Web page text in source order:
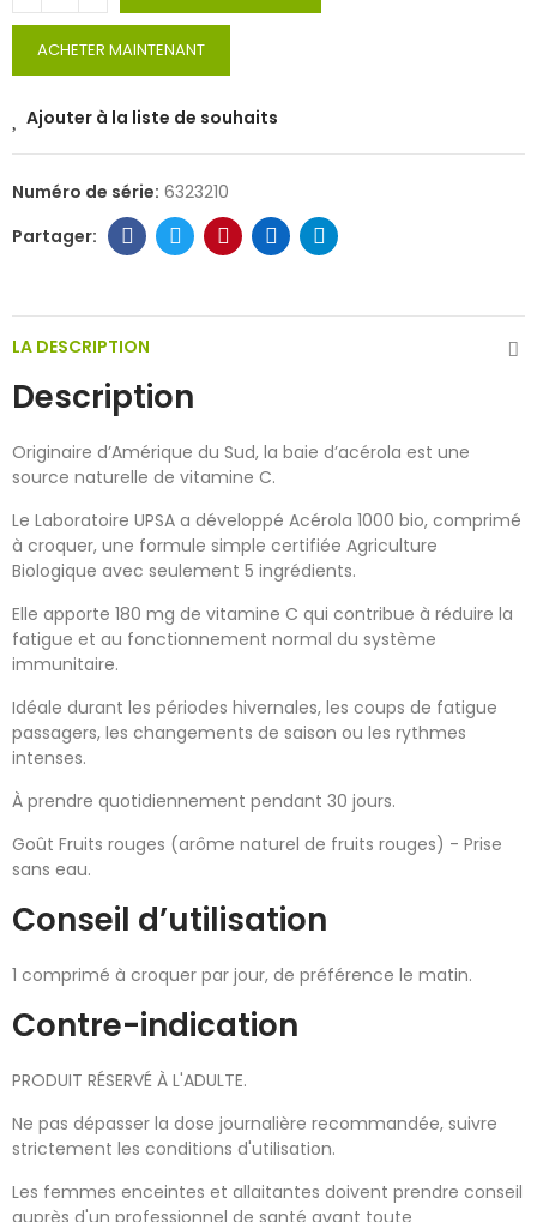
ACHETER MAINTENANT
Ajouter à la liste de souhaits
Numéro de série: 6323210
LA DESCRIPTION
Description
Originaire d’Amérique du Sud, la baie d’acérola est une
source naturelle de vitamine C.
Le Laboratoire UPSA a développé Acérola 1000 bio, comprimé
à croquer, une formule simple certifiée Agriculture
Biologique avec seulement 5 ingrédients.
Elle apporte 180 mg de vitamine C qui contribue à réduire la
fatigue et au fonctionnement normal du système
immunitaire.
Idéale durant les périodes hivernales, les coups de fatigue
passagers, les changements de saison ou les rythmes
intenses.
À prendre quotidiennement pendant 30 jours.
Goût Fruits rouges (arôme naturel de fruits rouges) - Prise
sans eau.
Conseil d’utilisation
1 comprimé à croquer par jour, de préférence le matin.
Contre-indication
PRODUIT RÉSERVÉ À L'ADULTE.
Ne pas dépasser la dose journalière recommandée, suivre
strictement les conditions d'utilisation.
Les femmes enceintes et allaitantes doivent prendre conseil
auprès d'un professionnel de santé avant toute